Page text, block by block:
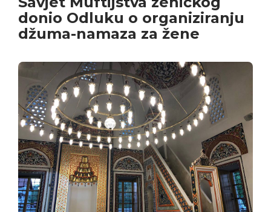
donio Odluku o organiziranju
džuma-namaza za žene